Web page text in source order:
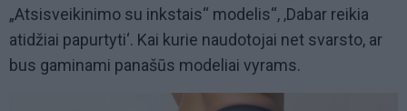
„Atsisveikinimo su inkstais“ modelis“, ‚Dabar reikia
atidžiai papurtyti‘. Kai kurie naudotojai net svarsto, ar
bus gaminami panašūs modeliai vyrams.